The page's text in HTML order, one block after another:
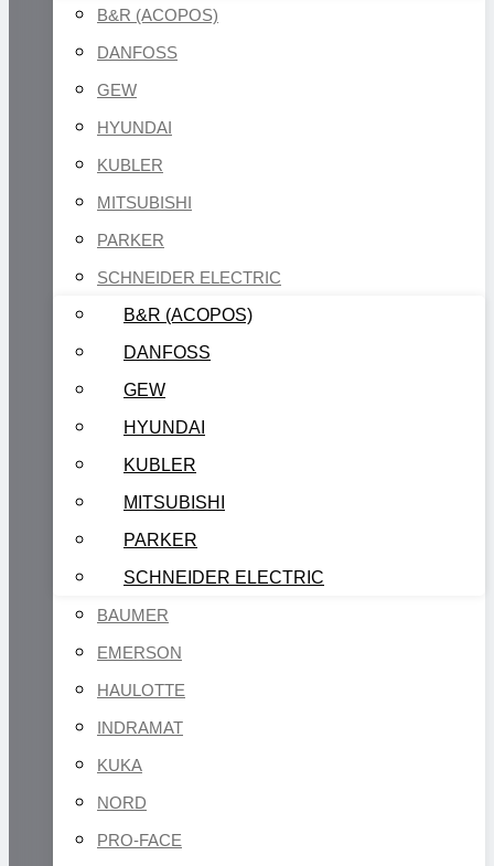
B&R (ACOPOS)
DANFOSS
GEW
HYUNDAI
KUBLER
MITSUBISHI
PARKER
SCHNEIDER ELECTRIC
B&R (ACOPOS)
DANFOSS
GEW
HYUNDAI
KUBLER
MITSUBISHI
PARKER
SCHNEIDER ELECTRIC
BAUMER
EMERSON
HAULOTTE
INDRAMAT
KUKA
NORD
PRO-FACE